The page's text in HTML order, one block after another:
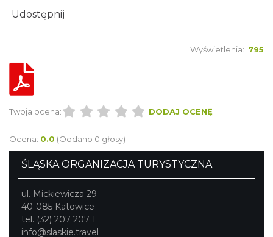
Udostępnij
Wyświetlenia: 795
Twoja ocena: DODAJ OCENĘ
Ocena: 0.0 (Oddano 0 głosy)
ŚLĄSKA ORGANIZACJA TURYSTYCZNA
ul. Mickiewicza 29
40-085 Katowice
tel. (32) 207 207 1
info@slaskie.travel